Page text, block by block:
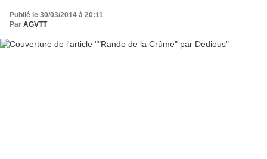
Publié le 30/03/2014 à 20:11
Par AGVTT